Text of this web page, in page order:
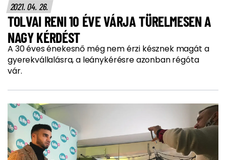
2021. 04. 26.
TOLVAI RENI 10 ÉVE VÁRJA TÜRELMESEN A
NAGY KÉRDÉST
A 30 éves énekesnő még nem érzi késznek magát a
gyerekvállalásra, a leánykérésre azonban régóta
vár.